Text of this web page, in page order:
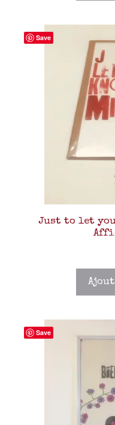
Save
Just to let
Save